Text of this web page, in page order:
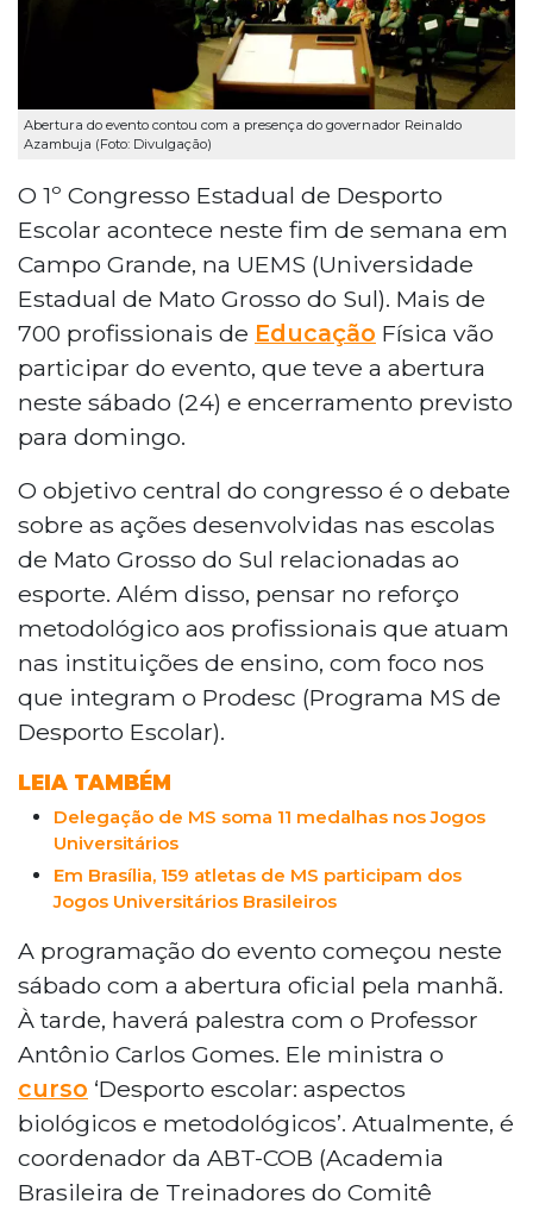
Abertura do evento contou com a presença do governador Reinaldo
Azambuja (Foto: Divulgação)
O 1º Congresso Estadual de Desporto
Escolar acontece neste fim de semana em
Campo Grande, na UEMS (Universidade
Estadual de Mato Grosso do Sul). Mais de
700 profissionais de Educação Física vão
participar do evento, que teve a abertura
neste sábado (24) e encerramento previsto
para domingo.
O objetivo central do congresso é o debate
sobre as ações desenvolvidas nas escolas
de Mato Grosso do Sul relacionadas ao
esporte. Além disso, pensar no reforço
metodológico aos profissionais que atuam
nas instituições de ensino, com foco nos
que integram o Prodesc (Programa MS de
Desporto Escolar).
LEIA TAMBÉM
Delegação de MS soma 11 medalhas nos Jogos
Universitários
Em Brasília, 159 atletas de MS participam dos
Jogos Universitários Brasileiros
A programação do evento começou neste
sábado com a abertura oficial pela manhã.
À tarde, haverá palestra com o Professor
Antônio Carlos Gomes. Ele ministra o
curso ‘Desporto escolar: aspectos
biológicos e metodológicos’. Atualmente, é
coordenador da ABT-COB (Academia
Brasileira de Treinadores do Comitê